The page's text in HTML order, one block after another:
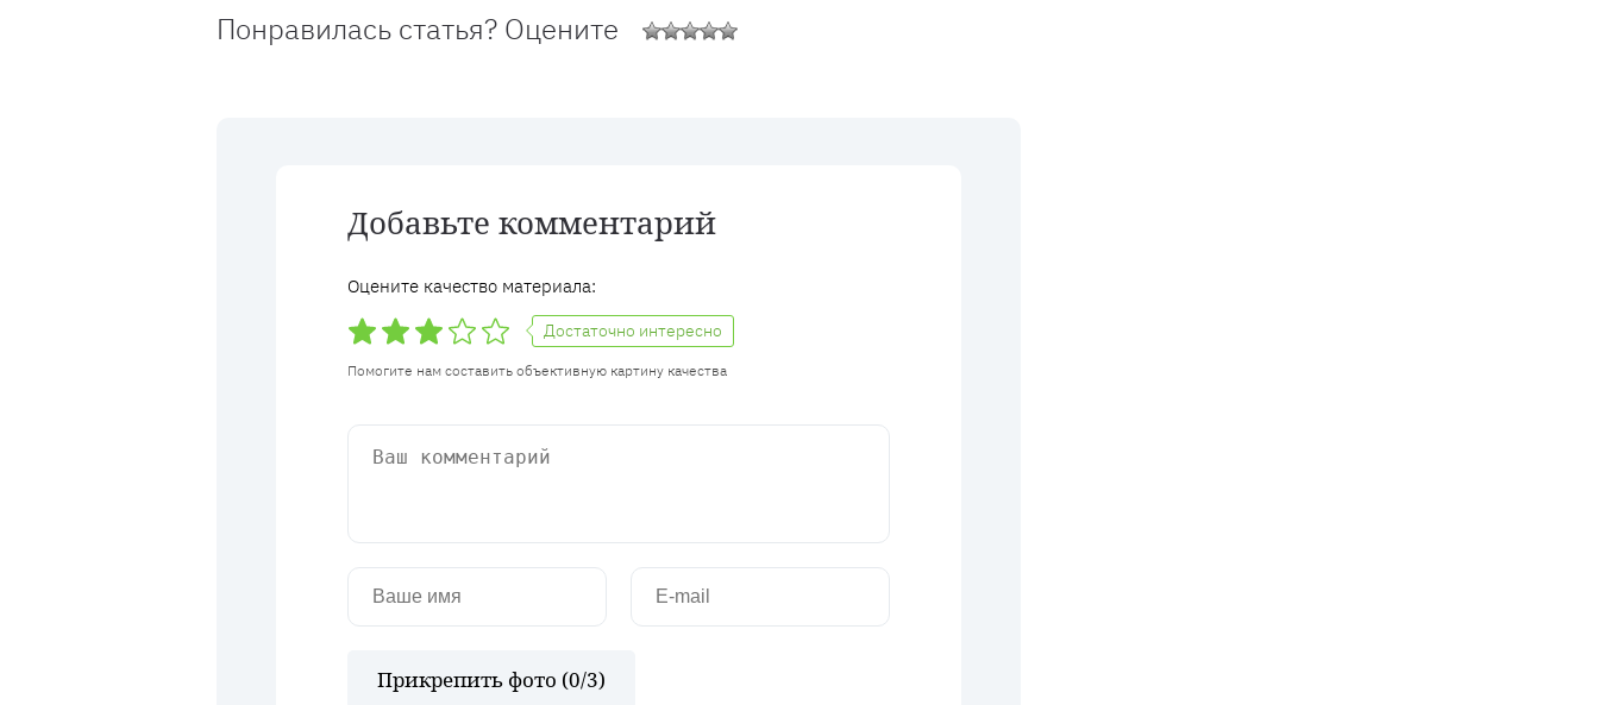
Понравилась статья? Оцените
Добавьте комментарий
Оцените качество материала:
Достаточно интересно
Помогите нам составить объективную картину качества
Прикрепить фото (0/3)